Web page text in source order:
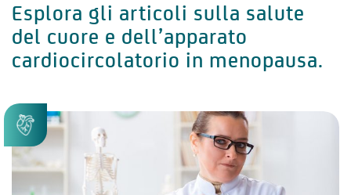
Esplora gli articoli sulla salute
del cuore e dell’apparato
cardiocircolatorio in menopausa.